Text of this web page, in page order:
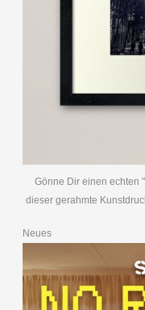
Gönne Dir einen echten
dieser gerahmte
Neues